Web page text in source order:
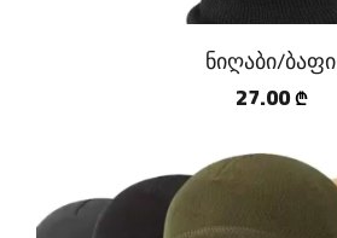
ნიღაბი/ბაფი
27.00 ₾